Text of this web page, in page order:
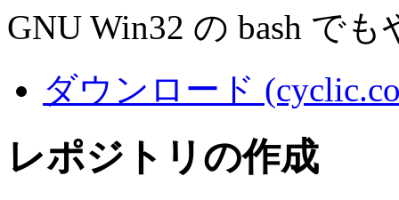
GNU Win32 の bash で
ダウンロード
レポジトリの作成